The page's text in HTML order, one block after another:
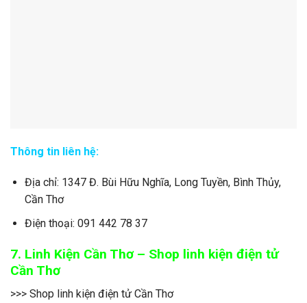
Thông tin liên hệ:
Địa chỉ: 1347 Đ. Bùi Hữu Nghĩa, Long Tuyền, Bình Thủy,
Cần Thơ
Điện thoại: 091 442 78 37
7. Linh Kiện Cần Thơ – Shop linh kiện điện tử
Cần Thơ
>>> Shop linh kiện điện tử Cần Thơ